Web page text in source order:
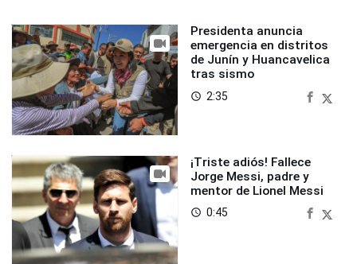
Presidenta anuncia
emergencia en distritos
de Junín y Huancavelica
tras sismo
access_time 2:35
¡Triste adiós! Fallece
Jorge Messi, padre y
mentor de Lionel Messi
access_time 0:45